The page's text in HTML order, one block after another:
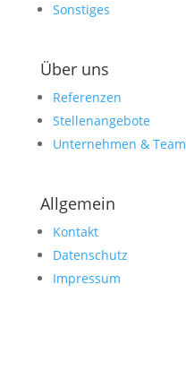
Sonstiges
Über uns
Referenzen
Stellenangebote
Unternehmen & Team
Allgemein
Kontakt
Datenschutz
Impressum